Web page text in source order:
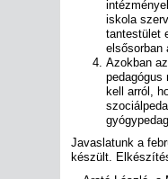
iskola
tantestület
elsősorban
Azokban
pedagógus
kell arról,
Javaslatunk a
készült.